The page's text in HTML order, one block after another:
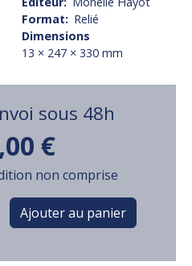
Format
Relié
Dimensions
13 × 247 × 330 mm
sous 48h
€
non comprise